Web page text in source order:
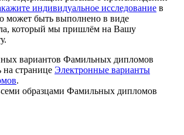
индивидуальное исследование в
может быть выполнено в виде
который мы пришлём на Вашу
вариантов Фамильных дипломов
странице Электронные варианты
.
образцами Фамильных дипломов